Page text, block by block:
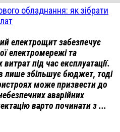
обладнання: як зібрати
електрощит забезпечує
електромережі та
під час експлуатації.
лише збільшує бюджет, тоді
може призвести до
аварійних
варто починати з ...